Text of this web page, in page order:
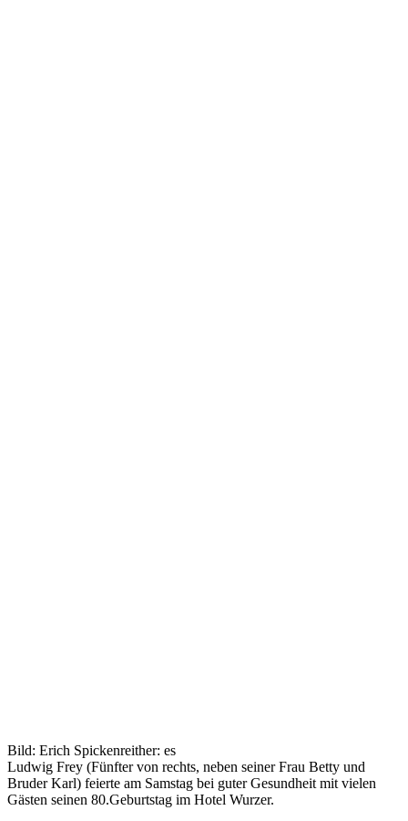
Bild: Erich Spickenreither: es
Ludwig Frey (Fünfter von rechts, neben seiner Frau Betty und
Bruder Karl) feierte am Samstag bei guter Gesundheit mit vielen
Gästen seinen 80.Geburtstag im Hotel Wurzer.